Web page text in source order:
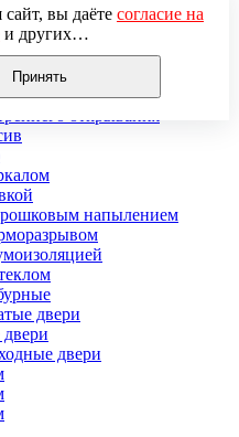
двери
в квартиру
напылением
двери
двери
вы даёте согласие на
IP-адрес, сведения о
на сайте и т. п.)
проведения
(например,
с нашей
данные обрабатывались,
или покиньте сайт.
Принять